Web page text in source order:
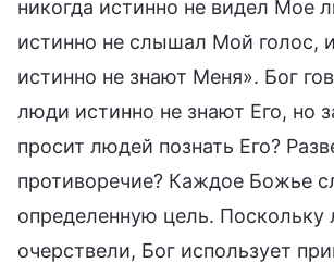
никогда истинно не видел Мое
истинно не слышал Мой голос,
истинно не знают Меня». Бог
люди истинно не знают Его, но
просит людей познать Его?
противоречие? Каждое Божье
определенную цель. Поскольку
очерствели, Бог использует